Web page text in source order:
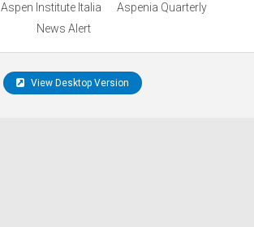
Aspen Institute Italia
Aspenia Quarterly
News Alert
View Desktop Version